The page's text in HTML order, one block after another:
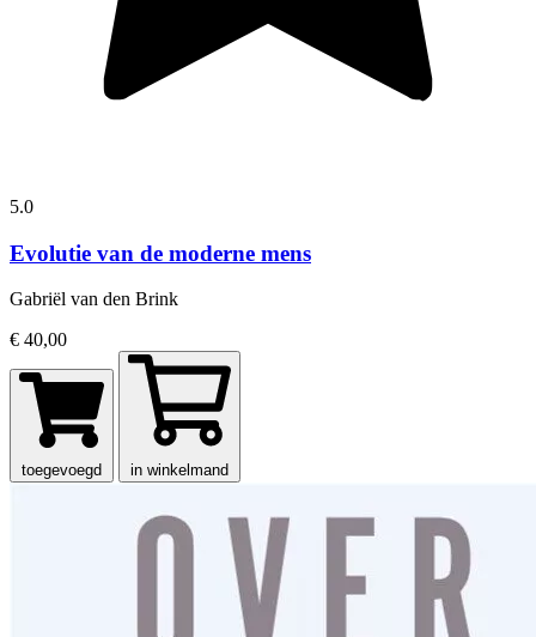
5.0
Evolutie van de moderne mens
Gabriël van den Brink
€ 40,00
toegevoegd in winkelmand